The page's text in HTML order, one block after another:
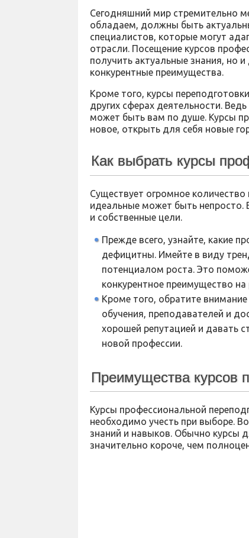
Сегодняшний мир стремительно
обладаем, должны быть
специалистов, которые могут
отрасли. Посещение курсов
получить актуальные знания, но
конкурентные преимущества.
Кроме того, курсы
других сферах деятельности.
может быть вам по душе. Курсы
новое, открыть для себя новые
Как выбрать курсы
Существует огромное
идеальные может быть непросто.
и собственные цели.
Прежде всего, узнайте, какие
дефицитны. Имейте в виду
потенциалом роста. Это
конкурентное преимущество на
Кроме того, обратите
обучения, преподавателей и
хорошей репутацией и давать
новой профессии.
Преимущества курсов
Курсы профессиональной
необходимо учесть при выборе.
знаний и навыков. Обычно курсы
значительно короче, чем